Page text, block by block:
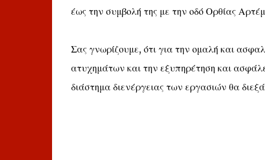
έως την συμβολή της με την οδό Ορθίας
Σας γνωρίζουμε, ότι για την ομαλή και
ατυχημάτων και την εξυπηρέτηση και
διάστημα διενέργειας των εργασιών θα